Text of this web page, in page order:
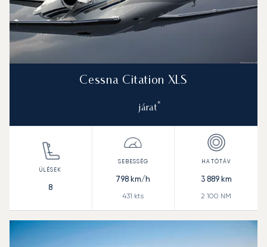
Cessna Citation XLS
járat*
8
798 km/h
431 kts
3 889km
2 100 NM